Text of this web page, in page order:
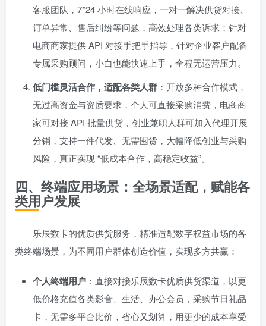
客服团队，7*24 小时在线响应，一对一解决供货对接、
订单异常、售后纠纷等问题，高效处理各类诉求；针对
电商商家提供 API 对接手把手指导，针对企业客户配备
专属采购顾问，小白也能快速上手，全程无运营压力。
低门槛灵活合作，适配各类人群 ：开放多种合作模式，
无过高资金与资质要求，个人可直接采购消费，电商商
家可对接 API 批量供货，创业兼职人群可加入代理开展
分销，支持一件代发、无需囤货，大幅降低创业与采购
风险，真正实现 “低成本合作，高稳定收益”。
四、终端应用场景：全场景适配，赋能各
类用户发展
乐辰数卡的优质供货服务，精准适配数字权益市场的各
类终端场景，为不同用户群体创造价值，实现多方共赢：
个人终端用户 ：直接对接乐辰数卡优质供货渠道，以更
低价格充值各类影音、生活、办公会员，采购节日礼品
卡，无需多平台比价，省心又划算，用更少的成本享受